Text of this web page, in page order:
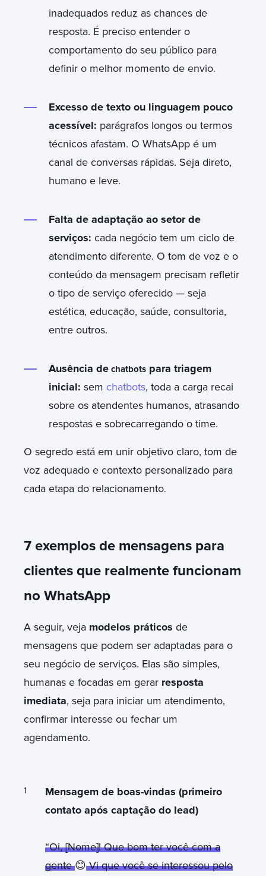
inadequados reduz as chances de
resposta. É preciso entender o
comportamento do seu público para
definir o melhor momento de envio.
Excesso de texto ou linguagem pouco
acessível: parágrafos longos ou termos
técnicos afastam. O WhatsApp é um
canal de conversas rápidas. Seja direto,
humano e leve.
Falta de adaptação ao setor de
serviços: cada negócio tem um ciclo de
atendimento diferente. O tom de voz e o
conteúdo da mensagem precisam refletir
o tipo de serviço oferecido — seja
estética, educação, saúde, consultoria,
entre outros.
Ausência de chatbots para triagem
inicial: sem chatbots, toda a carga recai
sobre os atendentes humanos, atrasando
respostas e sobrecarregando o time.
O segredo está em unir objetivo claro, tom de
voz adequado e contexto personalizado para
cada etapa do relacionamento.
7 exemplos de mensagens para
clientes que realmente funcionam
no WhatsApp
A seguir, veja modelos práticos de
mensagens que podem ser adaptadas para o
seu negócio de serviços. Elas são simples,
humanas e focadas em gerar resposta
imediata, seja para iniciar um atendimento,
confirmar interesse ou fechar um
agendamento.
Mensagem de boas-vindas (primeiro
contato após captação do lead)
“Oi, [Nome]! Que bom ter você com a
gente😊Vi que você se interessou pelo